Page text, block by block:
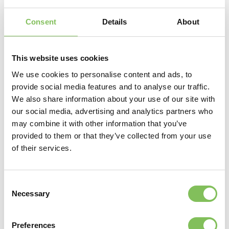
Consent Details About
This website uses cookies
We use cookies to personalise content and ads, to
provide social media features and to analyse our traffic.
We also share information about your use of our site with
our social media, advertising and analytics partners who
may combine it with other information that you’ve
provided to them or that they’ve collected from your use
of their services.
Selection
Necessary
Preferences
krijgen een hoogwaardige toepassing in bijvoorbeeld nieuw
tuinmeubilair, de automotive industrie en in huishoudelijke
Sustainable Investment Award
presented to Van Werven
Van Werven has been awarded the Sustainable Investment
Award for its plastic recycling installation in the UK. The
award was presented by the Minister of UK Trade and
The award was presented at the Koninklijke Industrieele
Van Werven (Founded in the Netherlands) first started
recycling in the UK in 2012. Managing Director Ton Van Der
Giessen said in a speech “Throughout the years we have built